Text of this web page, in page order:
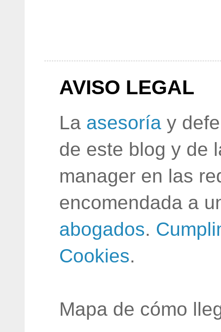
AVISO LEGAL
La asesoría y
de este blog y de
manager en las
encomendada a
abogados.
Cookies.
Mapa de cómo